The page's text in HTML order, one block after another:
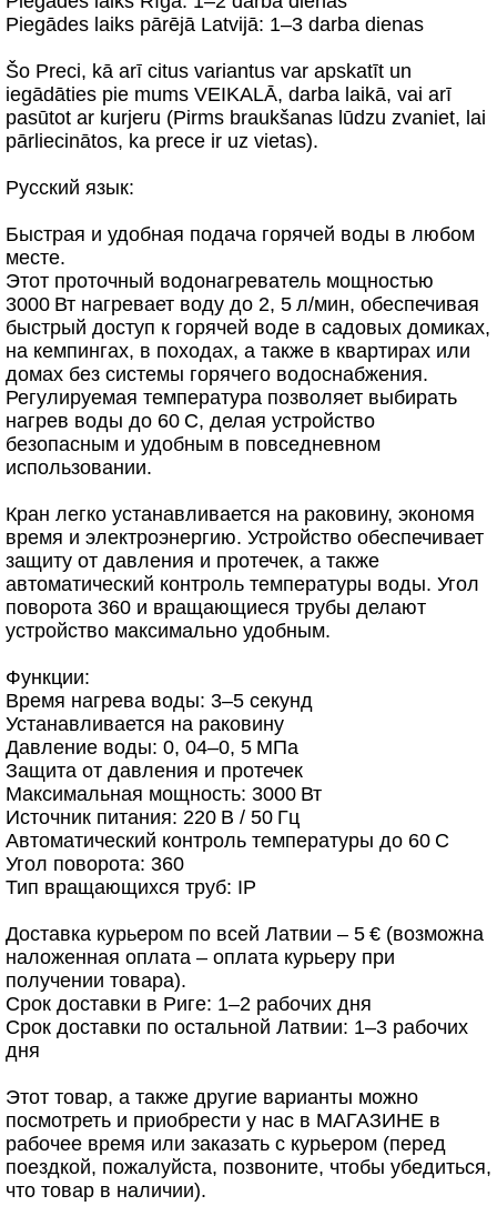
Piegādes laiks pārējā Latvijā: 1–3 darba dienas
Šo Preci, kā arī citus variantus var apskatīt un
iegādāties pie mums VEIKALĀ, darba laikā, vai arī
pasūtot ar kurjeru (Pirms braukšanas lūdzu zvaniet, lai
pārliecinātos, ka prece ir uz vietas).
Русский язык:
Быстрая и удобная подача горячей воды в любом
месте.
Этот проточный водонагреватель мощностью
3000 Вт нагревает воду до 2, 5 л/мин, обеспечивая
быстрый доступ к горячей воде в садовых домиках,
на кемпингах, в походах, а также в квартирах или
домах без системы горячего водоснабжения.
Регулируемая температура позволяет выбирать
нагрев воды до 60 C, делая устройство
безопасным и удобным в повседневном
использовании.
Кран легко устанавливается на раковину, экономя
время и электроэнергию. Устройство обеспечивает
защиту от давления и протечек, а также
автоматический контроль температуры воды. Угол
поворота 360 и вращающиеся трубы делают
устройство максимально удобным.
Функции:
Время нагрева воды: 3–5 секунд
Устанавливается на раковину
Давление воды: 0, 04–0, 5 МПа
Защита от давления и протечек
Максимальная мощность: 3000 Вт
Источник питания: 220 В / 50 Гц
Автоматический контроль температуры до 60 C
Угол поворота: 360
Тип вращающихся труб: IP
Доставка курьером по всей Латвии – 5 € (возможна
наложенная оплата – оплата курьеру при
получении товара).
Срок доставки в Риге: 1–2 рабочих дня
Срок доставки по остальной Латвии: 1–3 рабочих
дня
Этот товар, а также другие варианты можно
посмотреть и приобрести у нас в МАГАЗИНЕ в
рабочее время или заказать с курьером (перед
поездкой, пожалуйста, позвоните, чтобы убедиться,
что товар в наличии).